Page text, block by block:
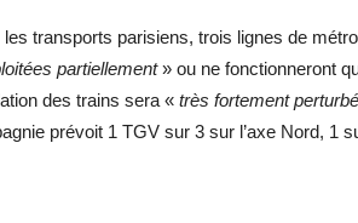
les transports parisiens, trois lignes de
partiellement» ou ne fonctionneront
des trains sera « très fortement
prévoit 1 TGV sur 3 sur l’axe Nord, 1